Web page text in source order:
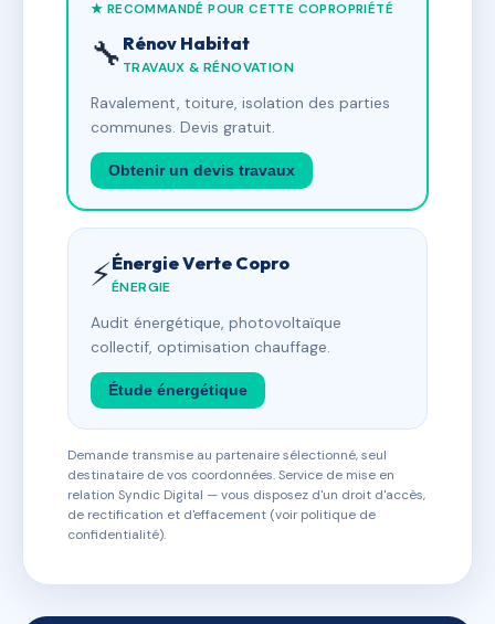
★ RECOMMANDÉ POUR CETTE COPROPRIÉTÉ
🔧 Rénov Habitat
TRAVAUX & RÉNOVATION
Ravalement, toiture, isolation des parties
communes. Devis gratuit.
Obtenir un devis travaux
⚡Énergie Verte Copro
ÉNERGIE
Audit énergétique, photovoltaïque
collectif, optimisation chauffage.
Étude énergétique
Demande transmise au partenaire sélectionné, seul
destinataire de vos coordonnées. Service de mise en
relation Syndic Digital — vous disposez d'un droit d'accès,
de rectification et d'effacement (voir politique de
confidentialité).